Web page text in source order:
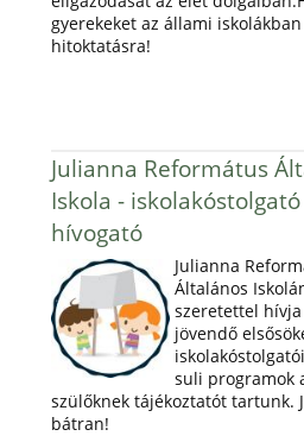
gyerekeket az állami
hitoktatásra!
Julianna Református
Iskola -
hívogató
Julianna
Általános
szeretettel
jövendő
suli programok
szülőknek tájékoztatót tartunk.
bátran!